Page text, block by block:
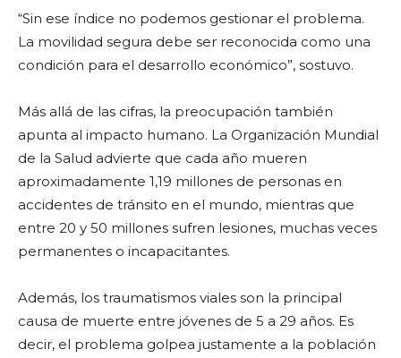
“Sin ese índice no podemos gestionar el problema.
La movilidad segura debe ser reconocida como una
condición para el desarrollo económico”, sostuvo.
Más allá de las cifras, la preocupación también
apunta al impacto humano. La Organización Mundial
de la Salud advierte que cada año mueren
aproximadamente 1,19 millones de personas en
accidentes de tránsito en el mundo, mientras que
entre 20 y 50 millones sufren lesiones, muchas veces
permanentes o incapacitantes.
Además, los traumatismos viales son la principal
causa de muerte entre jóvenes de 5 a 29 años. Es
decir, el problema golpea justamente a la población